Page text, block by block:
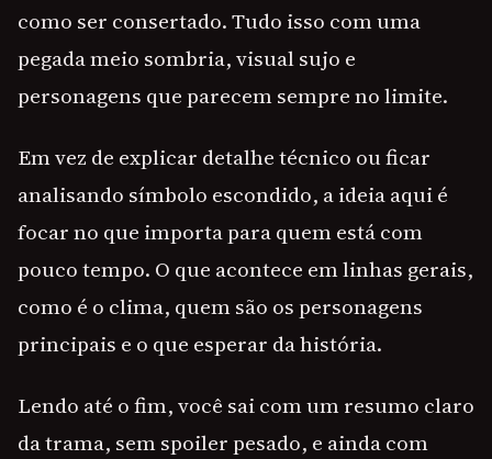
como ser consertado. Tudo isso com uma
pegada meio sombria, visual sujo e
personagens que parecem sempre no limite.
Em vez de explicar detalhe técnico ou ficar
analisando símbolo escondido, a ideia aqui é
focar no que importa para quem está com
pouco tempo. O que acontece em linhas gerais,
como é o clima, quem são os personagens
principais e o que esperar da história.
Lendo até o fim, você sai com um resumo claro
da trama, sem spoiler pesado, e ainda com